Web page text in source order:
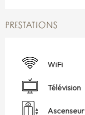
PRESTATIONS
WiFi
Télévision
Ascenseur